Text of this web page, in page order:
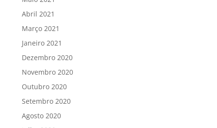
Abril 2021
Março 2021
Janeiro 2021
Dezembro 2020
Novembro 2020
Outubro 2020
Setembro 2020
Agosto 2020